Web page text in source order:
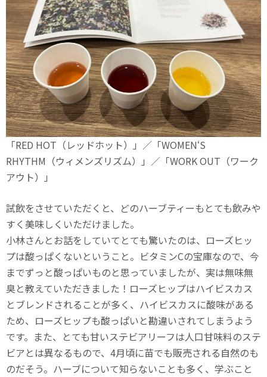
「RED HOT（レッドホット）」／「WOMEN‘S
RHYTHM（ウィメンズリズム）」／「WORK OUT（ワーク
アウト）」
試飲をさせていただくと、どのハーブティーもとても飲みや
すく美味しくいただけました。
小林さんとお話をしていてとても驚いたのは、ローズヒッ
プは酸っぱくないということ。ビタミンCの宝庫なので、今
までずっと酸っぱいものと思っていましたが、実は無味無
臭と教えていただきました！ローズヒップはハイビスカス
とブレンドされることが多く、ハイビスカスに酸味がある
ため、ローズヒップも酸っぱいと勘違いされてしまうよう
です。また、とても甘いステビアリーフは人口甘味料のステ
ビアとは異なるもので、4月頃に苗でも販売される自然のも
のだそう。ハーブについて知らないことも多く、学ぶこと